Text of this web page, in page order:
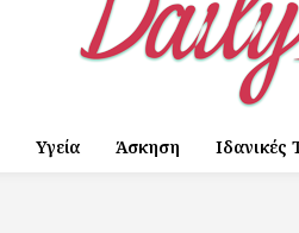
Υγεία Άσκηση Ιδανικές